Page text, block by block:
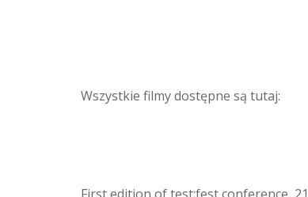
Wszystkie filmy dostępne są tutaj: